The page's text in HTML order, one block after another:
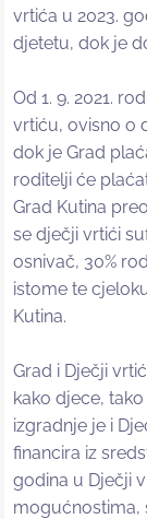
vrtića u 2023.
djetetu, dok je
Od 1. 9. 2021.
vrtiću, ovisno o
dok je Grad
roditelji će
Grad Kutina
se dječji vrtići
osnivač, 30%
istome te
Kutina.
Grad i Dječji
kako djece,
izgradnje je i
financira iz
godina u Dječji
mogućnostima,